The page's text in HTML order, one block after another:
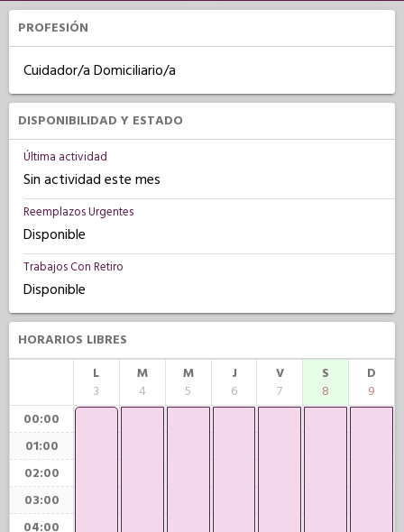
PROFESIÓN
Cuidador/a Domiciliario/a
DISPONIBILIDAD Y ESTADO
Última actividad
Sin actividad este mes
Reemplazos Urgentes
Disponible
Trabajos Con Retiro
Disponible
HORARIOS LIBRES
L
3
M
4
M
5
J
6
V
7
S
8
D
9
00:00
01:00
02:00
03:00
04:00